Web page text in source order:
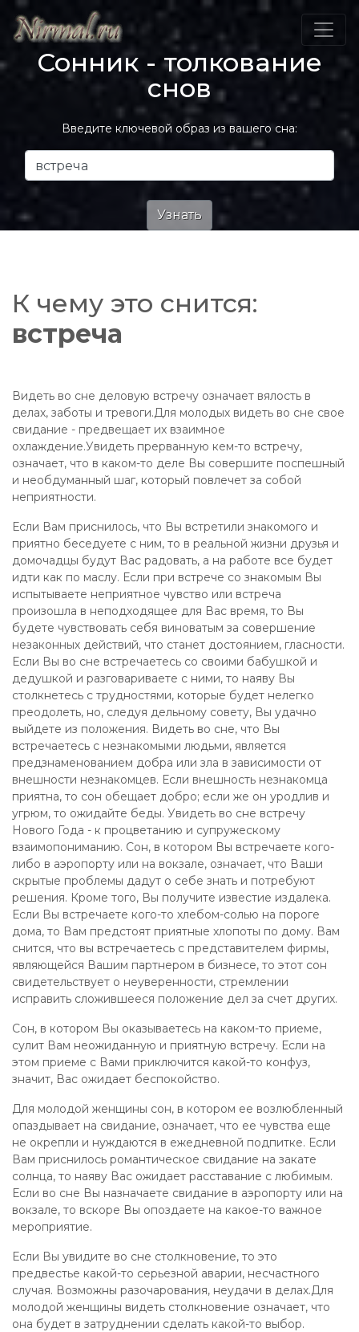
Сонник - толкование
снов
Введите ключевой образ из вашего сна:
К чему это снится:
встреча
Видеть во сне деловую встречу означает вялость в
делах, заботы и тревоги.Для молодых видеть во сне свое
свидание - предвещает их взаимное
охлаждение.Увидеть прерванную кем-то встречу,
означает, что в каком-то деле Вы совершите поспешный
и необдуманный шаг, который повлечет за собой
неприятности.
Если Вам приснилось, что Вы встретили знакомого и
приятно беседуете с ним, то в реальной жизни друзья и
домочадцы будут Вас радовать, а на работе все будет
идти как по маслу. Если при встрече со знакомым Вы
испытываете неприятное чувство или встреча
произошла в неподходящее для Вас время, то Вы
будете чувствовать себя виноватым за совершение
незаконных действий, что станет достоянием, гласности.
Если Вы во сне встречаетесь со своими бабушкой и
дедушкой и разговариваете с ними, то наяву Вы
столкнетесь с трудностями, которые будет нелегко
преодолеть, но, следуя дельному совету, Вы удачно
выйдете из положения. Видеть во сне, что Вы
встречаетесь с незнакомыми людьми, является
предзнаменованием добра или зла в зависимости от
внешности незнакомцев. Если внешность незнакомца
приятна, то сон обещает добро; если же он уродлив и
угрюм, то ожидайте беды. Увидеть во сне встречу
Нового Года - к процветанию и супружескому
взаимопониманию. Сон, в котором Вы встречаете кого-
либо в аэропорту или на вокзале, означает, что Ваши
скрытые проблемы дадут о себе знать и потребуют
решения. Кроме того, Вы получите известие издалека.
Если Вы встречаете кого-то хлебом-солью на пороге
дома, то Вам предстоят приятные хлопоты по дому. Вам
снится, что вы встречаетесь с представителем фирмы,
являющейся Вашим партнером в бизнесе, то этот сон
свидетельствует о неуверенности, стремлении
исправить сложившееся положение дел за счет других.
Сон, в котором Вы оказываетесь на каком-то приеме,
сулит Вам неожиданную и приятную встречу. Если на
этом приеме с Вами приключится какой-то конфуз,
значит, Вас ожидает беспокойство.
Для молодой женщины сон, в котором ее возлюбленный
опаздывает на свидание, означает, что ее чувства еще
не окрепли и нуждаются в ежедневной подпитке. Если
Вам приснилось романтическое свидание на закате
солнца, то наяву Вас ожидает расставание с любимым.
Если во сне Вы назначаете свидание в аэропорту или на
вокзале, то вскоре Вы опоздаете на какое-то важное
мероприятие.
Если Вы увидите во сне столкновение, то это
предвестье какой-то серьезной аварии, несчастного
случая. Возможны разочарования, неудачи в делах.Для
молодой женщины видеть столкновение означает, что
она будет в затруднении сделать какой-то выбор.